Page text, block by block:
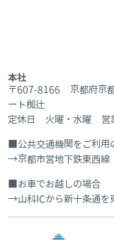
本社
〒607-8166 京都府京
ート椥辻
定休日 火曜・水曜 営
公共交通機関をご利用
京都市営地下鉄東西線
お車でお越しの場合
山科ICから新十条通を